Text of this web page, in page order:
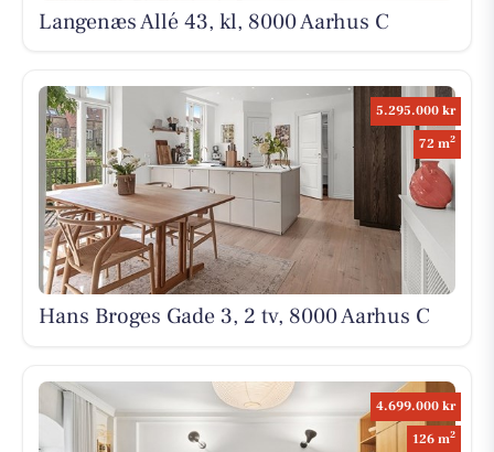
Langenæs Allé 43, kl, 8000 Aarhus C
5.295.000 kr
72 m2
Hans Broges Gade 3, 2 tv, 8000 Aarhus C
4.699.000 kr
126 m2